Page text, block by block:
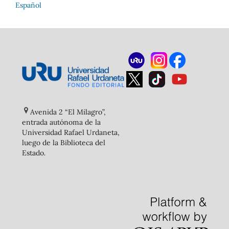
Español
Avenida 2 “El Milagro”,
entrada autónoma de la
Universidad Rafael Urdaneta,
luego de la Biblioteca del
Estado.